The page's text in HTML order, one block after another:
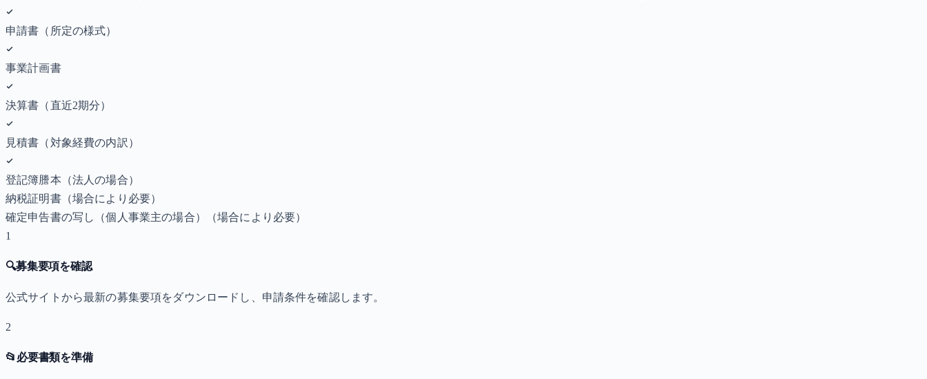
申請書（所定の様式）
事業計画書
決算書（直近2期分）
見積書（対象経費の内訳）
登記簿謄本（法人の場合）
納税証明書（場合により必要）
確定申告書の写し（個人事業主の場合）
（場合により必要）
1
🔍募集要項を確認
公式サイトから最新の募集要項をダウンロードし、申請条件を確認します。
2
📂 必要書類を準備